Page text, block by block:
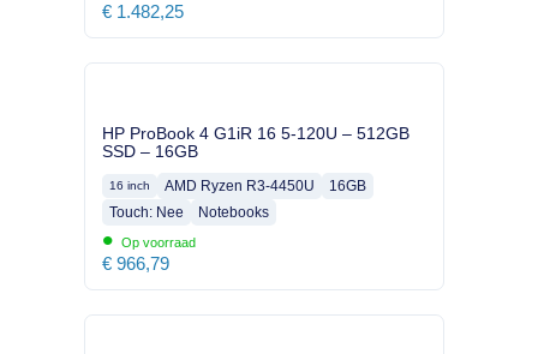
€ 1.482,25
HP ProBook 4 G1iR 16 5-120U – 512GB
SSD – 16GB
16 inch AMD Ryzen R3-4450U
16GB
Touch: Nee
Notebooks
• Op voorraad
€ 966,79